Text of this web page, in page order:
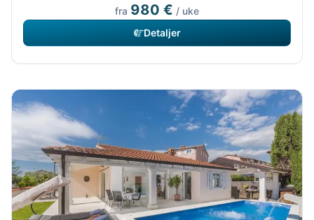
fra 980 € / uke
Detaljer